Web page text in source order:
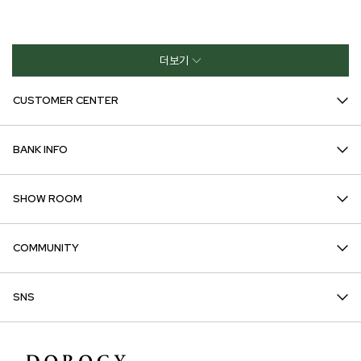
더보기
CUSTOMER CENTER
BANK INFO
SHOW ROOM
COMMUNITY
SNS